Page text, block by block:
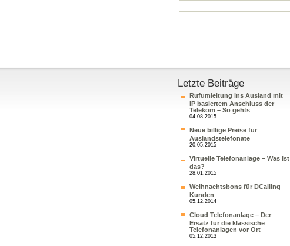
Letzte Beiträge
Rufumleitung ins Ausland mit
IP basiertem Anschluss der
Telekom – So gehts
04.08.2015
Neue billige Preise für
Auslandstelefonate
20.05.2015
Virtuelle Telefonanlage – Was ist
das?
28.01.2015
Weihnachtsbons für DCalling
Kunden
05.12.2014
Cloud Telefonanlage – Der
Ersatz für die klassische
Telefonanlagen vor Ort
05.12.2013